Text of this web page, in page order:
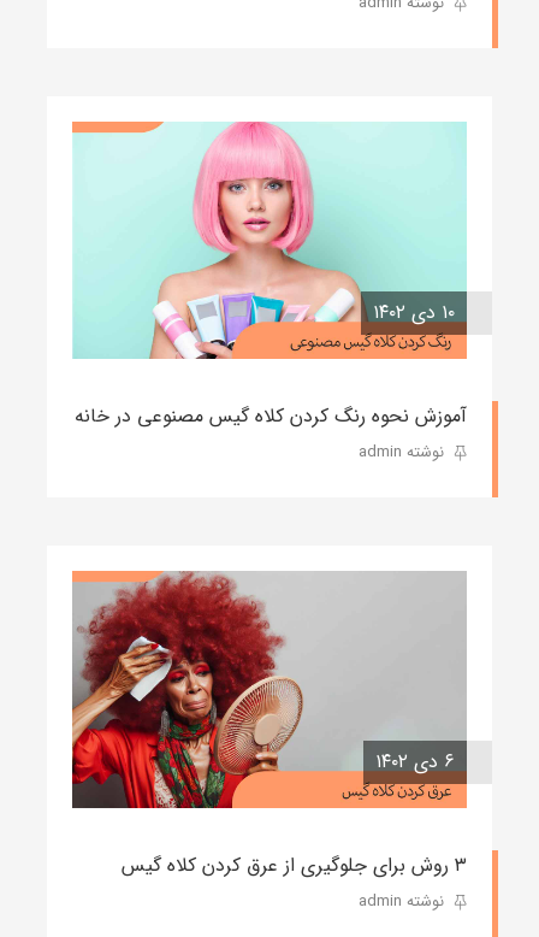
۱۰ دی ۱۴۰۲
آموزش نحوه رنگ کردن کلاه گیس مصنوعی در خانه
نوشته admin
۶ دی ۱۴۰۲
۳ روش برای جلوگیری از عرق کردن کلاه گیس
نوشته admin